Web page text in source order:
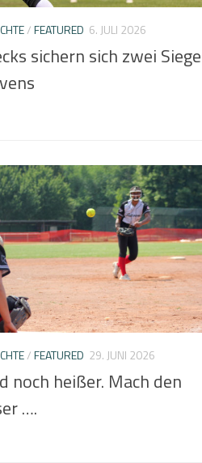
/FEATURED 6. JULI 2026
sichern sich zwei Siege
/FEATURED 29. JUNI 2026
noch heißer. Mach den
….